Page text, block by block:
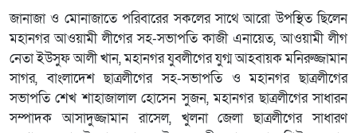
জানাজা ও মোনাজাতে পরিবারের সকলের সাথে আরো উপস্থিত ছিলেন
মহানগর আওয়ামী লীগের সহ-সভাপতি কাজী এনায়েত, আওয়ামী লীগ
নেতা ইউসুফ আলী খান, মহানগর যুবলীগের যুগ্ম আহবায়ক মনিরুজ্জামান
সাগর, বাংলাদেশ ছাত্রলীগের সহ-সভাপতি ও মহানগর ছাত্রলীগের
সভাপতি শেখ শাহাজালাল হোসেন সুজন, মহানগর ছাত্রলীগের সাধারন
সম্পাদক আসাদুজ্জামান রাসেল, খুলনা জেলা ছাত্রলীগের সাধারণ